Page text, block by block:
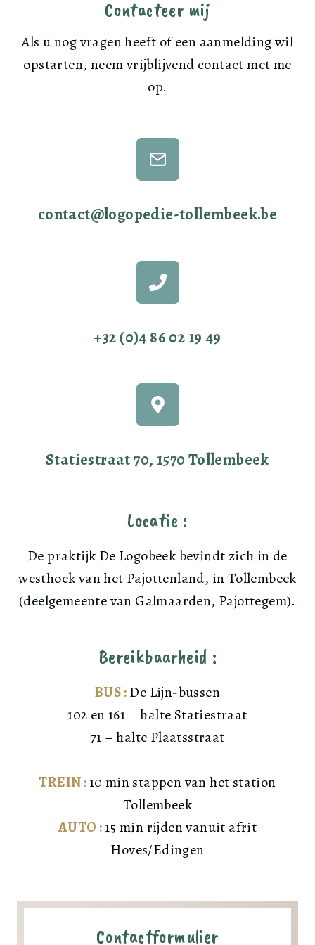
Contacteer mij
Als u nog vragen heeft of een aanmelding wil
opstarten, neem vrijblijvend contact met me
op.
contact@logopedie-tollembeek.be
+32 (0)4 86 02 19 49
Statiestraat 70, 1570 Tollembeek
Locatie :
De praktijk De Logobeek bevindt zich in de
westhoek van het Pajottenland, in Tollembeek
(deelgemeente van Galmaarden, Pajottegem).
Bereikbaarheid :
BUS :De Lijn-bussen
102 en 161 – halte Statiestraat
71 – halte Plaatsstraat
TREIN :10 min stappen van het station
Tollembeek
AUTO :15 min rijden vanuit afrit
Hoves/Edingen
Contactformulier